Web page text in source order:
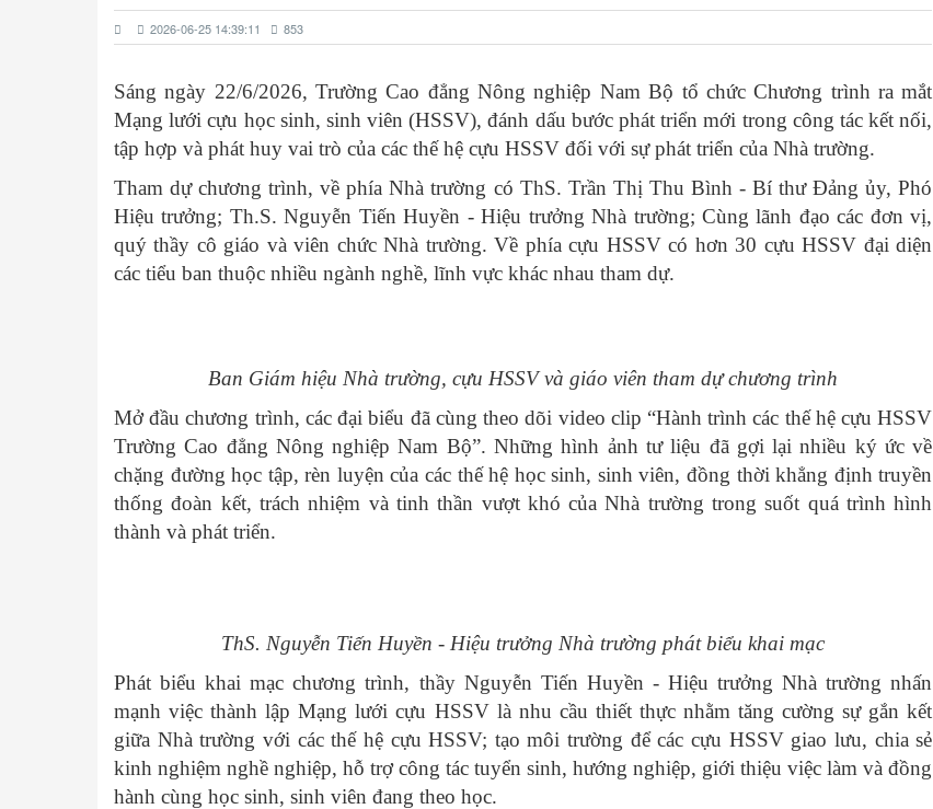
2026-06-25 14:39:11 853
Sáng ngày 22/6/2026, Trường Cao đẳng Nông nghiệp Nam Bộ tổ chức Chương trình ra mắt
Mạng lưới cựu học sinh, sinh viên (HSSV), đánh dấu bước phát triển mới trong công tác kết nối,
tập hợp và phát huy vai trò của các thế hệ cựu HSSV đối với sự phát triển của Nhà trường.
Tham dự chương trình, về phía Nhà trường có ThS. Trần Thị Thu Bình - Bí thư Đảng ủy, Phó
Hiệu trưởng; Th.S. Nguyễn Tiến Huyền - Hiệu trưởng Nhà trường; Cùng lãnh đạo các đơn vị,
quý thầy cô giáo và viên chức Nhà trường. Về phía cựu HSSV có hơn 30 cựu HSSV đại diện
các tiểu ban thuộc nhiều ngành nghề, lĩnh vực khác nhau tham dự.
Ban Giám hiệu Nhà trường, cựu HSSV và giáo viên tham dự chương trình
Mở đầu chương trình, các đại biểu đã cùng theo dõi video clip “Hành trình các thế hệ cựu HSSV
Trường Cao đẳng Nông nghiệp Nam Bộ”. Những hình ảnh tư liệu đã gợi lại nhiều ký ức về
chặng đường học tập, rèn luyện của các thế hệ học sinh, sinh viên, đồng thời khẳng định truyền
thống đoàn kết, trách nhiệm và tinh thần vượt khó của Nhà trường trong suốt quá trình hình
thành và phát triển.
ThS. Nguyễn Tiến Huyền - Hiệu trưởng Nhà trường phát biểu khai mạc
Phát biểu khai mạc chương trình, thầy Nguyễn Tiến Huyền - Hiệu trưởng Nhà trường nhấn
mạnh việc thành lập Mạng lưới cựu HSSV là nhu cầu thiết thực nhằm tăng cường sự gắn kết
giữa Nhà trường với các thế hệ cựu HSSV; tạo môi trường để các cựu HSSV giao lưu, chia sẻ
kinh nghiệm nghề nghiệp, hỗ trợ công tác tuyển sinh, hướng nghiệp, giới thiệu việc làm và đồng
hành cùng học sinh, sinh viên đang theo học.